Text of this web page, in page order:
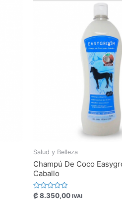
Salud y Belleza
Champú De Coco
Caballo
Valorado
₡8.350,00 IVAI